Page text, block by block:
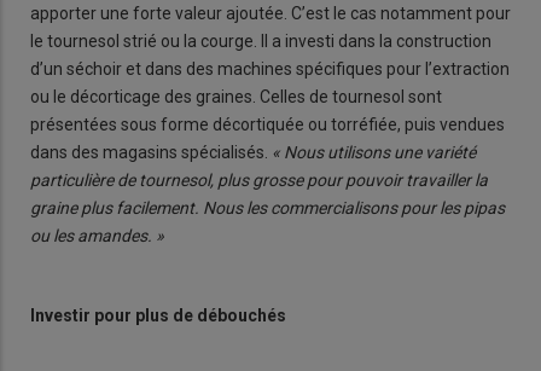
apporter une forte valeur ajoutée. C’est le cas notamment pour
le tournesol strié ou la courge. Il a investi dans la construction
d’un séchoir et dans des machines spécifiques pour l’extraction
ou le décorticage des graines. Celles de tournesol sont
présentées sous forme décortiquée ou torréfiée, puis vendues
dans des magasins spécialisés. « Nous utilisons une variété
particulière de tournesol, plus grosse pour pouvoir travailler la
graine plus facilement. Nous les commercialisons pour les pipas
ou les amandes. »
Investir pour plus de débouchés